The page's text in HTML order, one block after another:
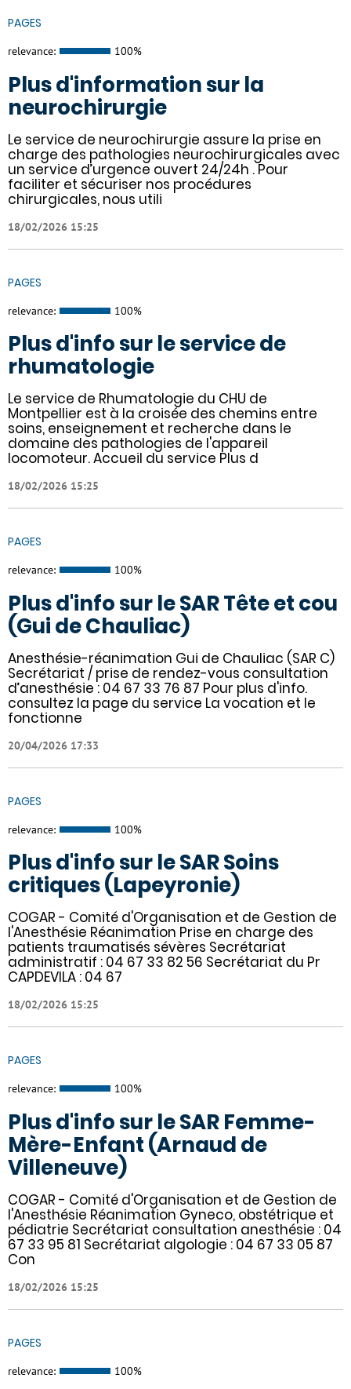
PAGES
relevance: 100%
Plus d'information sur la
neurochirurgie
Le service de neurochirurgie assure la prise en
charge des pathologies neurochirurgicales avec
un service d’urgence ouvert 24/24h . Pour
faciliter et sécuriser nos procédures
chirurgicales, nous utili
18/02/2026 15:25
PAGES
relevance: 100%
Plus d'info sur le service de
rhumatologie
Le service de Rhumatologie du CHU de
Montpellier est à la croisée des chemins entre
soins, enseignement et recherche dans le
domaine des pathologies de l'appareil
locomoteur. Accueil du service Plus d
18/02/2026 15:25
PAGES
relevance: 100%
Plus d'info sur le SAR Tête et cou
(Gui de Chauliac)
Anesthésie-réanimation Gui de Chauliac (SAR C)
Secrétariat / prise de rendez-vous consultation
d’anesthésie : 04 67 33 76 87 Pour plus d'info.
consultez la page du service La vocation et le
fonctionne
20/04/2026 17:33
PAGES
relevance: 100%
Plus d'info sur le SAR Soins
critiques (Lapeyronie)
COGAR - Comité d'Organisation et de Gestion de
l'Anesthésie Réanimation Prise en charge des
patients traumatisés sévères Secrétariat
administratif : 04 67 33 82 56 Secrétariat du Pr
CAPDEVILA : 04 67
18/02/2026 15:25
PAGES
relevance: 100%
Plus d'info sur le SAR Femme-
Mère-Enfant (Arnaud de
Villeneuve)
COGAR - Comité d'Organisation et de Gestion de
l'Anesthésie Réanimation Gyneco, obstétrique et
pédiatrie Secrétariat consultation anesthésie : 04
67 33 95 81 Secrétariat algologie : 04 67 33 05 87
Con
18/02/2026 15:25
PAGES
relevance: 100%